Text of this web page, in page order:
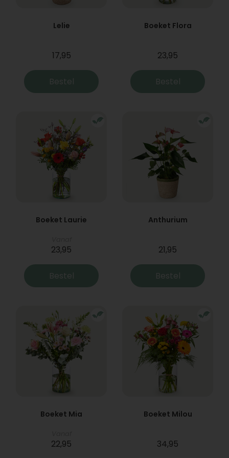
Lelie
17,95
Bestel
Boeket Flora
23,95
Bestel
Boeket Laurie
23,95
Bestel
Anthurium
21,95
Bestel
Boeket Mia
22,95
Boeket Milou
34,95